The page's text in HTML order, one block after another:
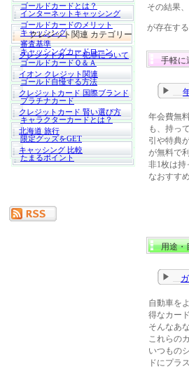
ゴールドカードとは？
ゴールドカードのメリット
審査基準
ゴールドカードＱ＆Ａ
ゴールド自慢する方法
プラチナカード
キャラクターカードとは？
限定グッズをGET
たまるポイント
インターネットキャッシング
キャッシング
キャッシングカードローン
クレジット関連 カテゴリー
クレジットカード 犯罪について
イオン クレジット関連
クレジットカード 国際ブランド
クレジットカード 賢い選び方
北海道 旅行
キャッシング 比較
その結果
が存在す
手軽に
年会費無
も、持っ
引や特典
が無料で
非1枚は持
なおすす
用途・
自動車を
得なカー
そんなあ
これらの
いつもの
ドにプラ